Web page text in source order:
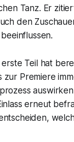
Tanz. Er
den
Teil hat
Premiere
erneut